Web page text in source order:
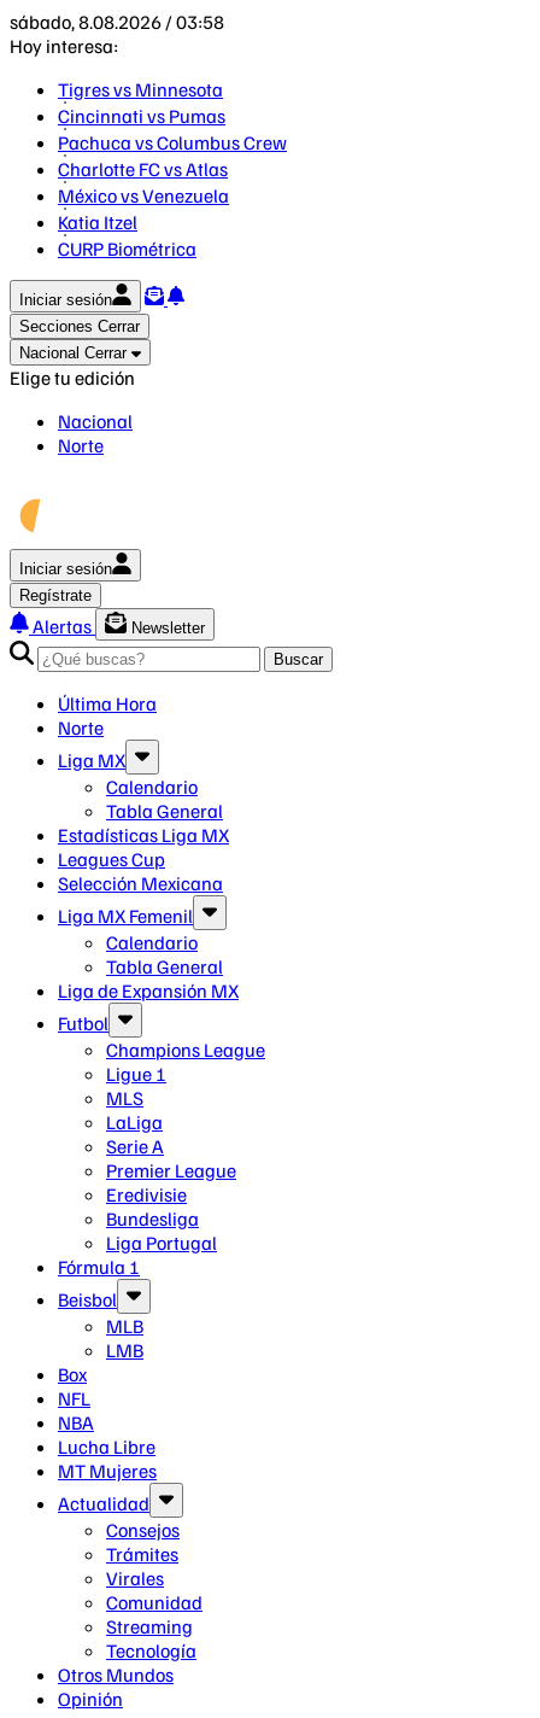
sábado, 8.08.2026 / 03:58
Hoy interesa:
Tigres vs Minnesota
Cincinnati vs Pumas
Pachuca vs Columbus Crew
Charlotte FC vs Atlas
México vs Venezuela
Katia Itzel
CURP Biométrica
Iniciar sesión
Secciones Cerrar
Nacional Cerrar
Elige tu edición
Nacional
Norte
Iniciar sesión
Regístrate
Alertas
Newsletter
Buscar
Última Hora
Norte
Liga MX
Calendario
Tabla General
Estadísticas Liga MX
Leagues Cup
Selección Mexicana
Liga MX Femenil
Calendario
Tabla General
Liga de Expansión MX
Futbol
Champions League
Ligue 1
MLS
LaLiga
Serie A
Premier League
Eredivisie
Bundesliga
Liga Portugal
Fórmula 1
Beisbol
MLB
LMB
Box
NFL
NBA
Lucha Libre
MT Mujeres
Actualidad
Consejos
Trámites
Virales
Comunidad
Streaming
Tecnología
Otros Mundos
Opinión